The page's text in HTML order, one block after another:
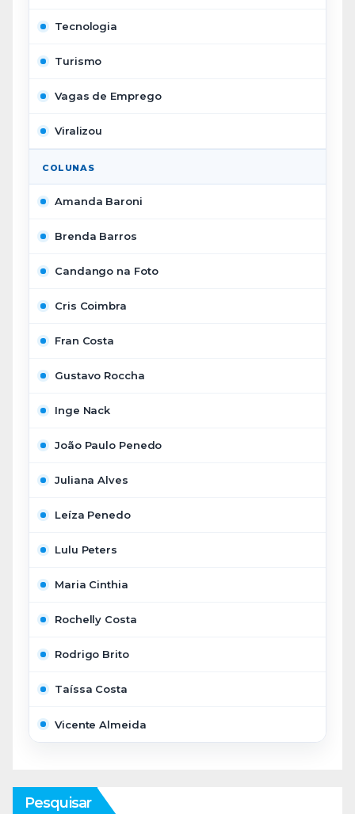
Tecnologia
Turismo
Vagas de Emprego
Viralizou
COLUNAS
Amanda Baroni
Brenda Barros
Candango na Foto
Cris Coimbra
Fran Costa
Gustavo Roccha
Inge Nack
João Paulo Penedo
Juliana Alves
Leíza Penedo
Lulu Peters
Maria Cinthia
Rochelly Costa
Rodrigo Brito
Taíssa Costa
Vicente Almeida
Pesquisar